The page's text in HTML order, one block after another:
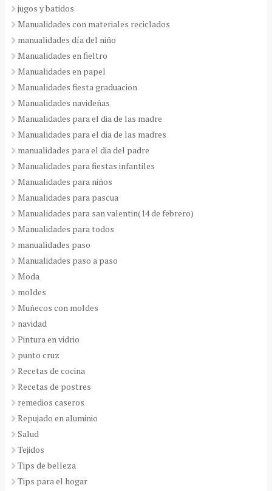
jugos y batidos
Manualidades con materiales reciclados
manualidades día del niño
Manualidades en fieltro
Manualidades en papel
Manualidades fiesta graduacion
Manualidades navideñas
Manualidades para el dia de las madre
Manualidades para el dia de las madres
manualidades para el dia del padre
Manualidades para fiestas infantiles
Manualidades para niños
Manualidades para pascua
Manualidades para san valentin(14 de febrero)
Manualidades para todos
manualidades paso
Manualidades paso a paso
Moda
moldes
Muñecos con moldes
navidad
Pintura en vidrio
punto cruz
Recetas de cocina
Recetas de postres
remedios caseros
Repujado en aluminio
Salud
Tejidos
Tips de belleza
Tips para el hogar